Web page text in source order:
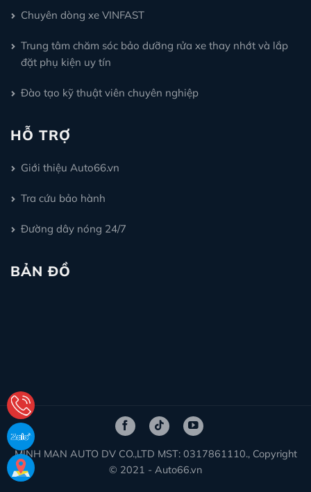
Chuyên dòng xe VINFAST
Trung tâm chăm sóc bảo dưỡng rửa xe thay nhớt và lắp
đặt phụ kiện uy tín
Đào tạo kỹ thuật viên chuyên nghiệp
HỖ TRỢ
Giới thiệu Auto66.vn
Tra cứu bảo hành
Đường dây nóng 24/7
BẢN ĐỒ
MINH MAN AUTO DV CO.,LTD MST: 0317861110., Copyright
© 2021 - Auto66.vn